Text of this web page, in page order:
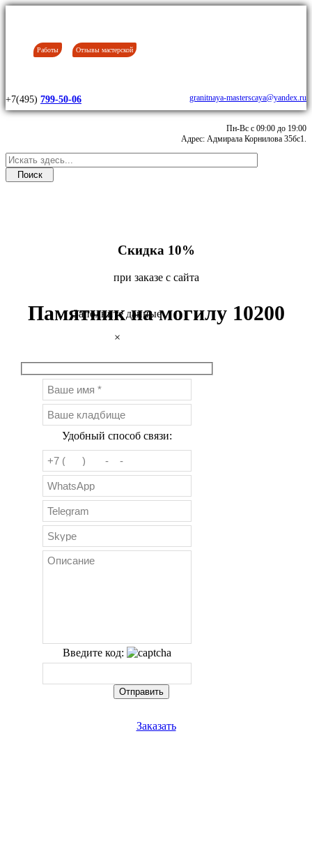
Работы Отзывы мастерской
+7(495) 799-50-06 granitnaya-masterscaya@yandex.ru
Пн-Вс с 09:00 до 19:00
Адрес: Адмирала Корнилова 35бс1.
Скидка 10%
при заказе с сайта
Памятник на могилу 10200
Заполните данные
×
Удобный способ связи:
Введите код:
Заказать